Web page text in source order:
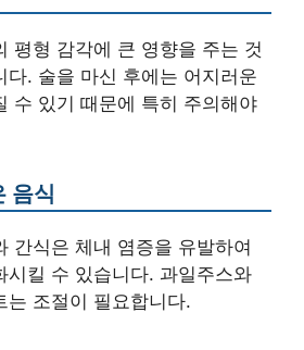
평형 감각에 큰 영향을 주는 것
다. 술을 마신 후에는 어지러운
수 있기 때문에 특히 주의해야
음식
간식은 체내 염증을 유발하여
시킬 수 있습니다. 과일주스와
는 조절이 필요합니다.